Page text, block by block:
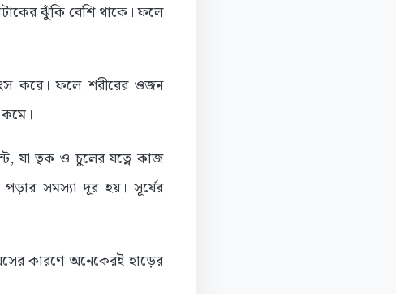
ঝুঁকি বেশি থাকে। ফলে
করে। ফলে শরীরের ওজন
যা ত্বক ও চুলের যত্নে কাজ
সমস্যা দূর হয়। সূর্যের
কারণে অনেকেরই হাড়ের